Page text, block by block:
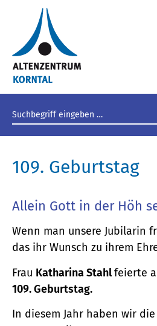
Suchbegriff eingeben
109. Geburtstag
Allein Gott in der Höh
Wenn man unsere Jubilarin
das ihr Wunsch zu ihrem
Frau Katharina Stahlfeierte
109. Geburtstag.
In diesem Jahr haben wir